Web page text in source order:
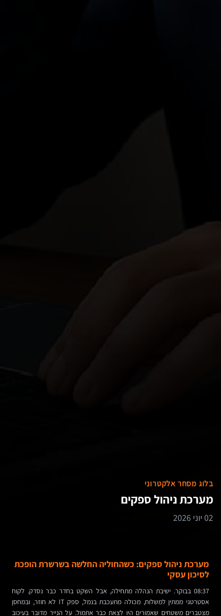
בלוג מסחר אלקטרוני
מערכת ניהול ספקים
02 יוני 2026
מערכת ניהול ספקים: כשהחוליה החלשה בשרשרת הופכת
לסיכון עסקי
08:37 בבוקר. ישיבת הנהלה מתחילה, אבל השקט בחדר כבר נסדק. לקוח
אסטרטגי ממתין למשלוח, מכולה מתעכבת בנמל, ספק IT לא חוזר, ובמחסן
מצטברים משטחים שאמורים היו לצאת כבר אתמול. על הנייר מדובר בעיכוב